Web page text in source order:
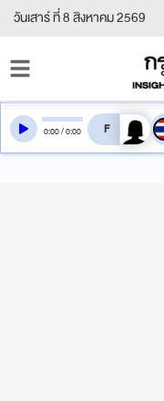
วันเสาร์ ที่ 8 สิงหาคม 2569
0:00/0:00 สลับเสียง